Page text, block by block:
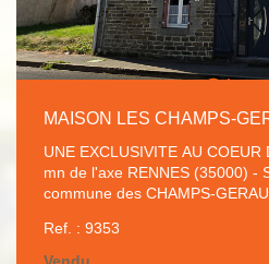
UNE EXCLUSIVITE AU
mn de l'axe RENNES (35000) -
commune des CHAMPS-
proximité des commodités à
communes de EVRAN (22630) et LANVALLAY (22100).
Ref. : 9353